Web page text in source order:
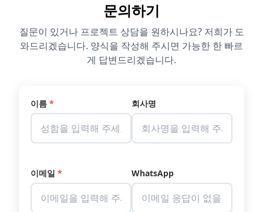
문의하기
질문이 있거나 프로젝트 상담을 원하시나요? 저희가 도
와드리겠습니다. 양식을 작성해 주시면 가능한 한 빠르
게 답변드리겠습니다.
이름 * 회사명
이메일 * WhatsApp